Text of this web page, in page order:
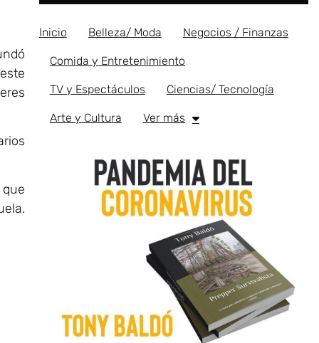
Inicio Belleza/ Moda Negocios / Finanzas
Comida y Entretenimiento
TV y Espectáculos Ciencias/ Tecnología
Arte y Cultura Ver más